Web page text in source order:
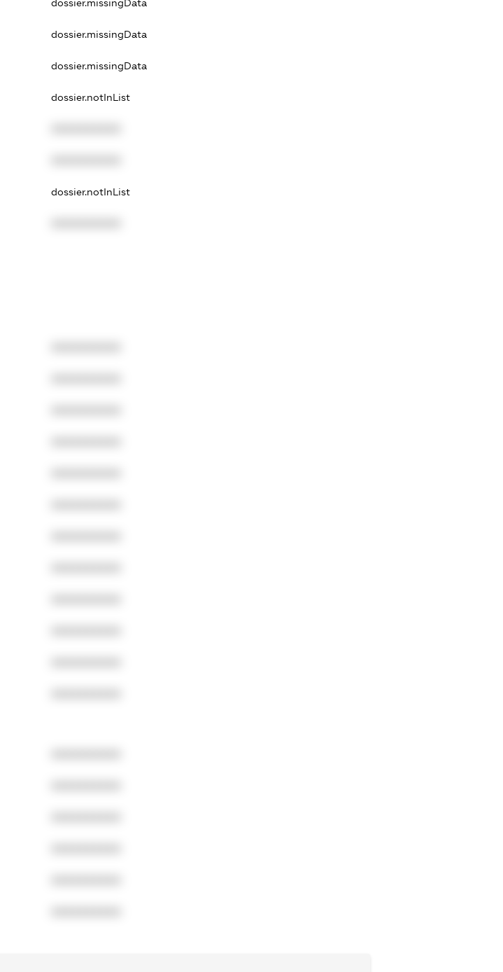
dossier.missingData
dossier.missingData
dossier.missingData
dossier.notInList
dossier.notInList